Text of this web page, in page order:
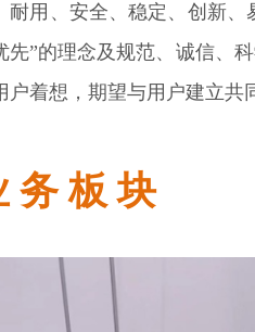
耐用、安全、稳定、创新、
先”的理念及规范、诚信、
户着想，期望与用户建立共
务 板 块